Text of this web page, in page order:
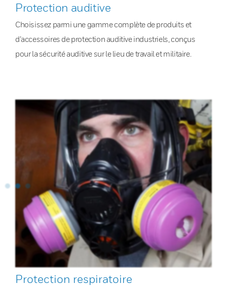
Protection auditive
Choisissez parmi une gamme complète de produits et
d’accessoires de protection auditive industriels, conçus
pour la sécurité auditive sur le lieu de travail et militaire.
Protection respiratoire